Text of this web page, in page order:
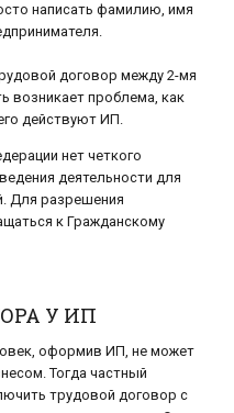
написать фамилию, имя
договор между 2-мя
возникает проблема, как
действуют ИП.
нет четкого
деятельности для
Для разрешения
к Гражданскому
У ИП
оформив ИП, не может
Тогда частный
трудовой договор с